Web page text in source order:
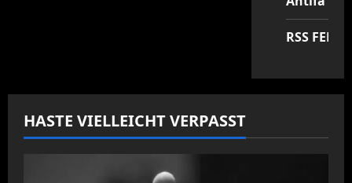
RSS FEED
HASTE VIELLEICHT VERPASST